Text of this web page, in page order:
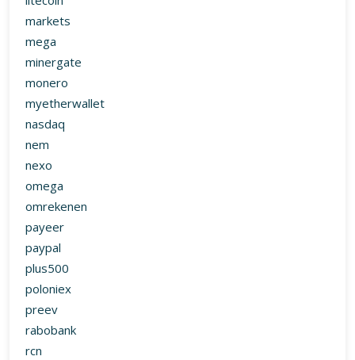
markets
mega
minergate
monero
myetherwallet
nasdaq
nem
nexo
omega
omrekenen
payeer
paypal
plus500
poloniex
preev
rabobank
rcn